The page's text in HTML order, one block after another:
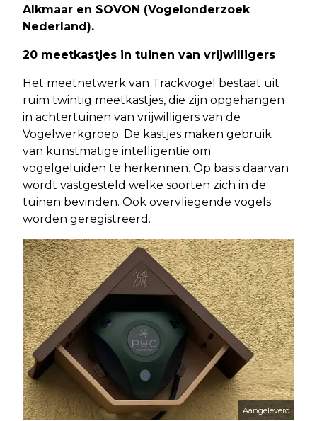
Alkmaar en SOVON (Vogelonderzoek
Nederland).
20 meetkastjes in tuinen van vrijwilligers
Het meetnetwerk van Trackvogel bestaat uit
ruim twintig meetkastjes, die zijn opgehangen
in achtertuinen van vrijwilligers van de
Vogelwerkgroep. De kastjes maken gebruik
van kunstmatige intelligentie om
vogelgeluiden te herkennen. Op basis daarvan
wordt vastgesteld welke soorten zich in de
tuinen bevinden. Ook overvliegende vogels
worden geregistreerd.
Aangeleverd